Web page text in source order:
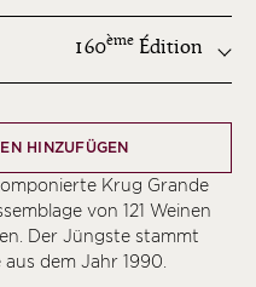
160ème Édition
HINZUFÜGEN
Krug Grande
von 121 Weinen
Der Jüngste stammt
dem Jahr 1990.